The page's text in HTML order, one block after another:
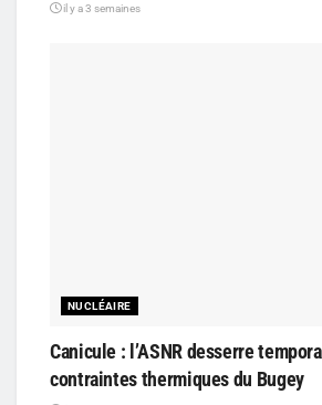
il y a 3 semaines
NUCLÉAIRE
Canicule : l’ASNR desserre
contraintes thermiques du Bugey